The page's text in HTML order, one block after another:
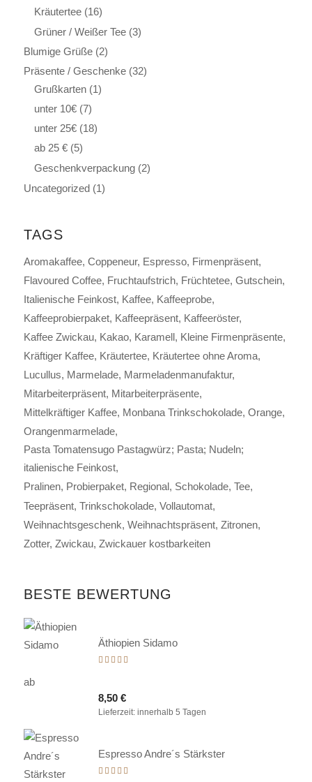
Kräutertee (16)
Grüner / Weißer Tee (3)
Blumige Grüße (2)
Präsente / Geschenke (32)
Grußkarten (1)
unter 10€ (7)
unter 25€ (18)
ab 25 € (5)
Geschenkverpackung (2)
Uncategorized (1)
TAGS
Aromakaffee Coppeneur Espresso Firmenpräsent
Flavoured Coffee Fruchtaufstrich Früchtetee Gutschein
Italienische Feinkost Kaffee Kaffeeprobe
Kaffeeprobierpaket Kaffeepräsent Kaffeeröster
Kaffee Zwickau Kakao Karamell Kleine Firmenpräsente
Kräftiger Kaffee Kräutertee Kräutertee ohne Aroma
Lucullus Marmelade Marmeladenmanufaktur
Mitarbeiterpräsent Mitarbeiterpräsente
Mittelkräftiger Kaffee Monbana Trinkschokolade Orange
Orangenmarmelade
Pasta Tomatensugo Pastagwürz; Pasta; Nudeln;
italienische Feinkost
Pralinen
Probierpaket Regional Schokolade Tee
Teepräsent Trinkschokolade Vollautomat
Weihnachtsgeschenk Weihnachtspräsent Zitronen
Zotter Zwickau Zwickauer kostbarkeiten
BESTE BEWERTUNG
Äthiopien Sidamo
von 5
ab
8,50 €
Lieferzeit: innerhalb 5 Tagen
Espresso Andre´s Stärkster